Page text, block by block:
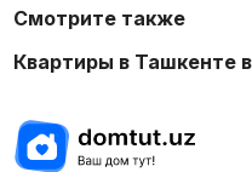
Смотрите также
Квартиры в Ташкенте